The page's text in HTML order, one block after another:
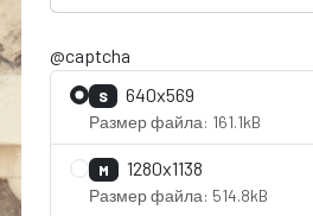
@captcha
S 640x569
Размер файла: 161.1kB
M 1280x1138
Размер файла: 514.8kB